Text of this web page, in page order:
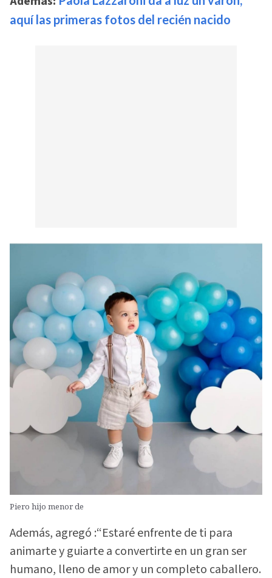
aquí las primeras fotos del recién nacido
Piero hijo menor de
Además, agregó :“Estaré enfrente de ti para
animarte y guiarte a convertirte en un gran ser
humano, lleno de amor y un completo caballero.